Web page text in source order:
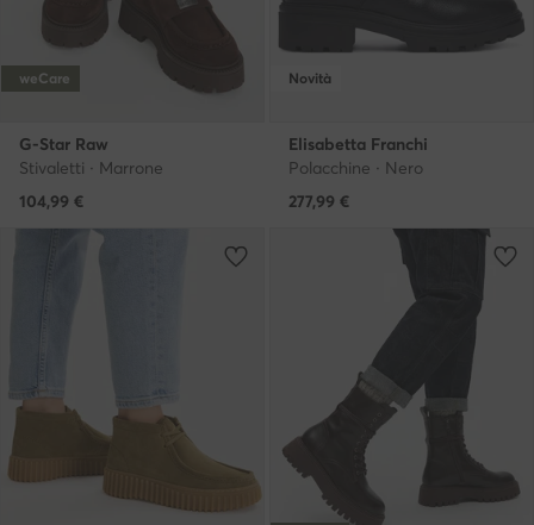
weCare
G-Star Raw
Stivaletti · Marrone
104,99 €
Novità
Elisabetta Franchi
Polacchine · Nero
277,99 €